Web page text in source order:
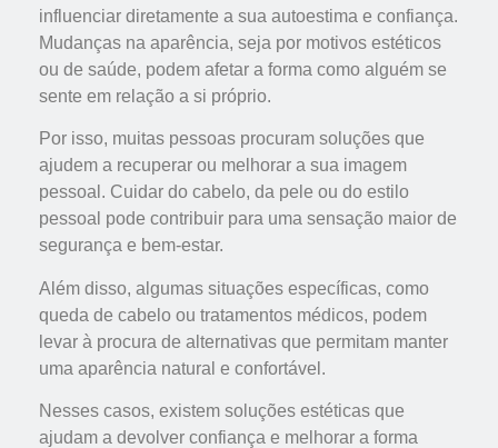
influenciar diretamente a sua autoestima e confiança.
Mudanças na aparência, seja por motivos estéticos
ou de saúde, podem afetar a forma como alguém se
sente em relação a si próprio.
Por isso, muitas pessoas procuram soluções que
ajudem a recuperar ou melhorar a sua imagem
pessoal. Cuidar do cabelo, da pele ou do estilo
pessoal pode contribuir para uma sensação maior de
segurança e bem-estar.
Além disso, algumas situações específicas, como
queda de cabelo ou tratamentos médicos, podem
levar à procura de alternativas que permitam manter
uma aparência natural e confortável.
Nesses casos, existem soluções estéticas que
ajudam a devolver confiança e melhorar a forma